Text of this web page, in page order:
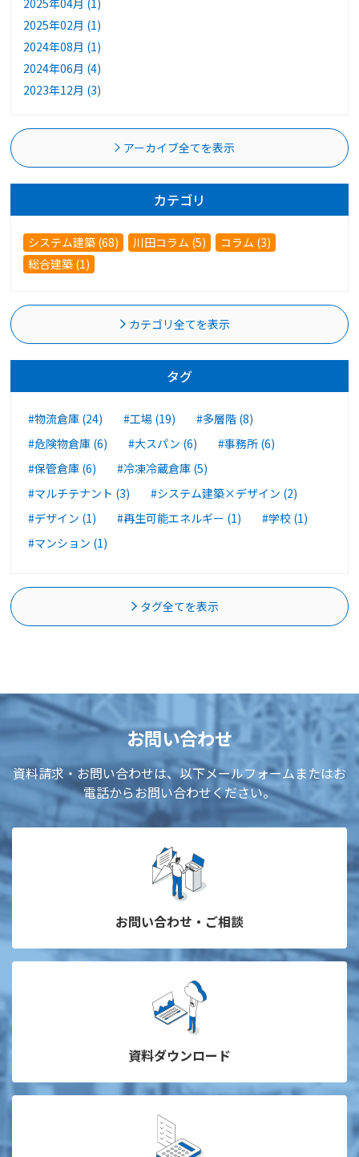
2025年04月 (1)
2025年02月 (1)
2024年08月 (1)
2024年06月 (4)
2023年12月 (3)
アーカイブ全てを表示
カテゴリ
システム建築 (68) 川田コラム (5)
コラム (3)
総合建築 (1)
カテゴリ全てを表示
タグ
#物流倉庫 (24) #工場 (19)
#多層階 (8)
#危険物倉庫 (6)
#大スパン (6)
#事務所 (6)
#保管倉庫 (6)
#冷凍冷蔵倉庫 (5)
#マルチテナント (3)
#システム建築×デザイン (2)
#デザイン (1)
#再生可能エネルギー (1)
#学校 (1)
#マンション (1)
タグ全てを表示
お問い合わせ
資料請求・お問い合わせは、以下メールフォームまたはお
電話からお問い合わせください。
お問い合わせ・ご相談
資料ダウンロード